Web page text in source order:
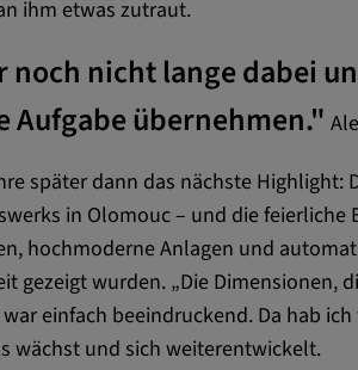
ihm etwas zutraut.
noch nicht lange dabei
Aufgabe übernehmen."
später dann das nächste Highlight:
in Olomouc – und die feierliche
hochmoderne Anlagen und
gezeigt wurden. „Die Dimensionen,
war einfach beeindruckend. Da hab
wächst und sich weiterentwickelt.
1 Jahr
_mkto_trk,
_gcl_au, FPAU, _rdt_uuid,
_vis_opt_exp_124_combi,
_vis_opt_exp_140_combi,
_vwo_uuid_v2, _ga,